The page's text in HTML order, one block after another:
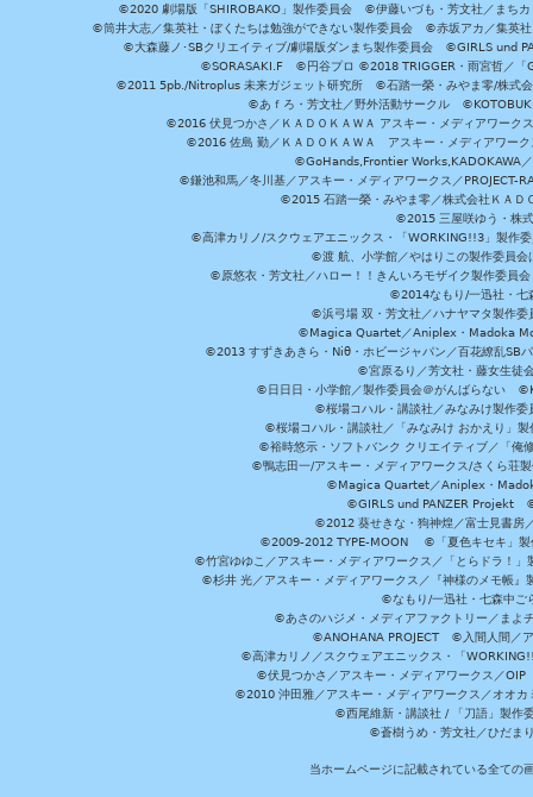
©2020 劇場版「SHIROBAKO」製作委員会 ©伊藤いづも・芳文社／まち
©筒井大志／集英社・ぼくたちは勉強ができない製作委員会 ©赤坂アカ／集英
©大森藤ノ･SBクリエイティブ/劇場版ダンまち製作委員会 ©GIRLS und
©SORASAKI.F ©円谷プロ ©2018 TRIGGER・雨宮哲／
©2011 5pb./Nitroplus 未来ガジェット研究所 ©石踏一榮・みやま零/株式
©あｆろ・芳文社／野外活動サークル
©2016 伏見つかさ／ＫＡＤＯＫＡＷＡ アスキー・メディアワー
©2016 佐島 勤／ＫＡＤＯＫＡＷＡ アスキー・メディアワ
©GoHands,Frontier Works,KADOKAWA
©鎌池和馬／冬川基／アスキー・メディアワークス／
©2015 石踏一榮・みやま零／株式会社ＫＡＤ
©2015 三屋咲ゆう・株
©高津カリノ/スクウェアエニックス・「WORKING!!3」製作
©渡 航、小学館／やはりこの製作委員
©原悠衣・芳文社／ハロー！！きんいろモザイク製作委員
©2014なもり/一迅社・
©浜弓場 双・芳文社／ハナヤマタ製作
©Magica Quartet／Aniplex・Madoka
©2013 すずきあきら・Niθ・ホビージャパン／百花繚乱
©宮原るり／芳文社・藤女生徒
©日日日・小学館／製作委員会＠がんばらない
©桜場コハル・講談社／みなみけ製作
©桜場コハル・講談社／「みなみけ おかえり」
©裕時悠示・ソフトバンク クリエイティブ／「
©鴨志田一/アスキー・メディアワークス/さく
©Magica Quartet／Aniplex・
©GIRLS und PANZER Projekt ©
©2012 葵せきな・狗神煌／富士見書
©2009-2012 TYPE-MOON ©「夏色キセキ」製
©竹宮ゆゆこ／アスキー・メディアワークス／「とらドラ！
©杉井 光／アスキー・メディアワークス／『神様のメモ帳
©なもり/一迅社・七森中
©あさのハジメ・メディアファクトリー／ま
©ANOHANA PROJECT ©入間人間／ア
©高津カリノ／スクウェアエニックス・「
©伏見つかさ／アスキー・メディアワークス／
©2010 沖田雅／アスキー・メディアワークス／オオ
©西尾維新・講談社 / 「刀語」製作
©蒼樹うめ・芳文社／ひだま
当ホームページに記載されている全ての